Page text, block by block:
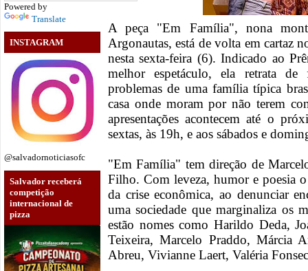
Powered by
Translate
INSTAGRAM
@salvadornoticiasofc
Salvador receberá
competição
internacional de
pizza
A peça "Em Família", nona
Argonautas, está de volta em cartaz
nesta sexta-feira (6). Indicado ao
melhor espetáculo, ela retrata
problemas de uma família típica
casa onde moram por não terem
apresentações acontecem até o
sextas, às 19h, e aos sábados e
"Em Família" tem direção de
Filho. Com leveza, humor e poesia
da crise econômica, ao denunciar
uma sociedade que marginaliza os
estão nomes como Harildo Deda,
Teixeira, Marcelo Praddo, Márcia
Abreu, Vivianne Laert, Valéria